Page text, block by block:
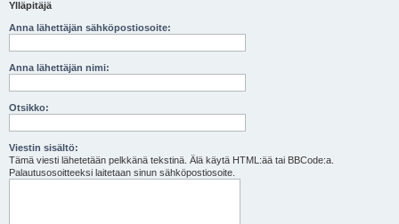
Ylläpitäjä
Anna lähettäjän sähköpostiosoite:
Anna lähettäjän nimi:
Otsikko:
Viestin sisältö:
Tämä viesti lähetetään pelkkänä tekstinä. Älä käytä HTML:ää tai BBCode:a.
Palautusosoitteeksi laitetaan sinun sähköpostiosoite.